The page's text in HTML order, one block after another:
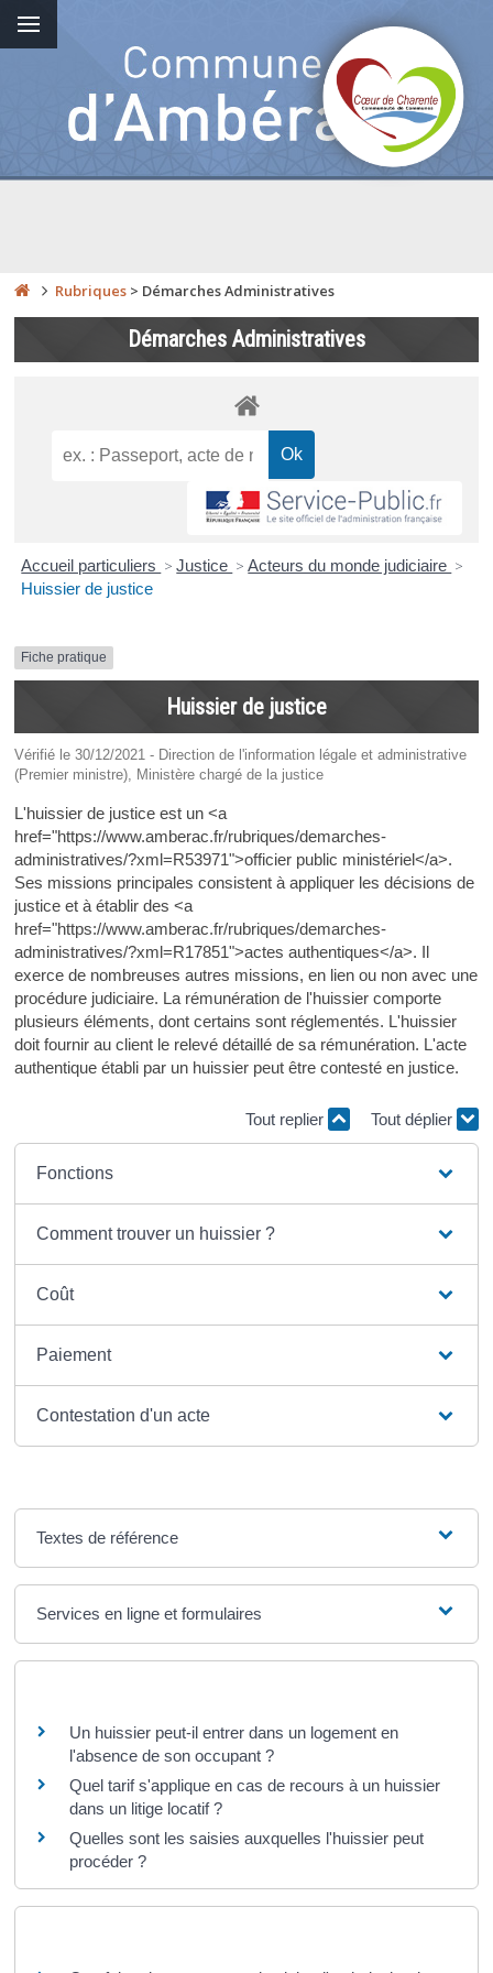
Rubriques > Démarches Administratives
Démarches Administratives
Accueil particuliers > Justice > Acteurs du monde judiciaire >
Huissier de justice
Fiche pratique
Huissier de justice
Vérifié le 30/12/2021 - Direction de l'information légale et administrative
(Premier ministre), Ministère chargé de la justice
L'huissier de justice est un <a
href="https://www.amberac.fr/rubriques/demarches-
administratives/?xml=R53971">officier public ministériel</a>.
Ses missions principales consistent à appliquer les décisions de
justice et à établir des <a
href="https://www.amberac.fr/rubriques/demarches-
administratives/?xml=R17851">actes authentiques</a>. Il
exerce de nombreuses autres missions, en lien ou non avec une
procédure judiciaire. La rémunération de l'huissier comporte
plusieurs éléments, dont certains sont réglementés. L'huissier
doit fournir au client le relevé détaillé de sa rémunération. L'acte
authentique établi par un huissier peut être contesté en justice.
Tout replier Tout déplier
Fonctions
Comment trouver un huissier ?
Coût
Paiement
Contestation d'un acte
Textes de référence
Services en ligne et formulaires
Un huissier peut-il entrer dans un logement en
l'absence de son occupant ?
Quel tarif s'applique en cas de recours à un huissier
dans un litige locatif ?
Quelles sont les saisies auxquelles l'huissier peut
procéder ?